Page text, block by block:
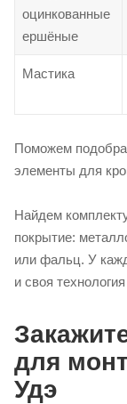
оцинкованные
ершёные
Мастика
Поможем
элементы для
Найдем
покрытие:
или фальц. У
и своя
для
Удэ